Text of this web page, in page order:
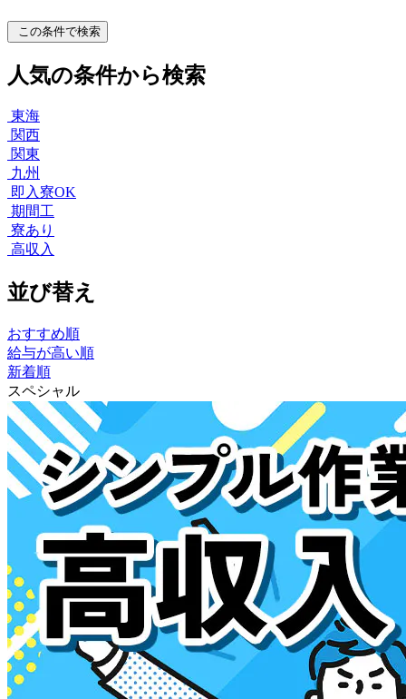
この条件で検索
人気の条件から検索
東海
関西
関東
九州
即入寮OK
期間工
寮あり
高収入
並び替え
おすすめ順
給与が高い順
新着順
スペシャル